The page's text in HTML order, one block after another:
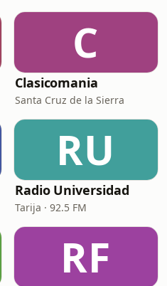
C
Clasicomania
Santa Cruz de la Sierra
RU
Radio Universidad
Tarija · 92.5 FM
RF